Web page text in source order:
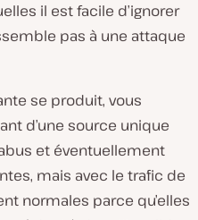
il est facile d’ignorer
pas à une attaque
se produit, vous
d’une source unique
et éventuellement
mais avec le trafic de
normales parce qu’elles